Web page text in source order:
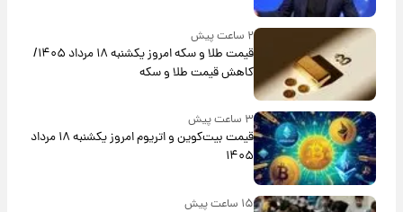
۲ ساعت پیش
قیمت طلا و سکه امروز یکشنبه ۱۸ مرداد ۱۴۰۵/
کاهش قیمت طلا و سکه
۳ ساعت پیش
قیمت بیت‌کوین و اتریوم امروز یکشنبه ۱۸ مرداد
۱۴۰۵
۱۵ ساعت پیش